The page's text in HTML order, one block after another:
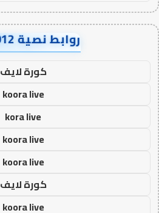
روابط نصية AA18012
كورة لايف
koora live
kora live
koora live
koora live
كورة لايف
koora live